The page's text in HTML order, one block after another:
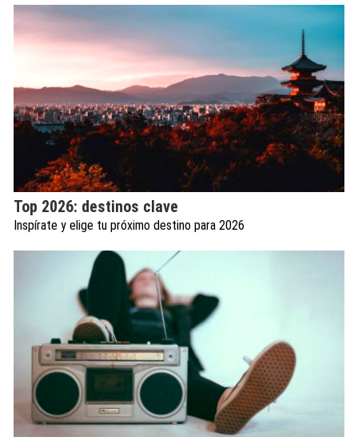
Top 2026: destinos clave
Inspírate y elige tu próximo destino para 2026